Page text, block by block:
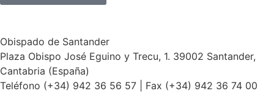
Obispado de Santander
Plaza Obispo José Eguino y Trecu, 1. 39002 Santander,
Cantabria (España)
Teléfono (+34) 942 36 56 57 | Fax (+34) 942 36 74 00